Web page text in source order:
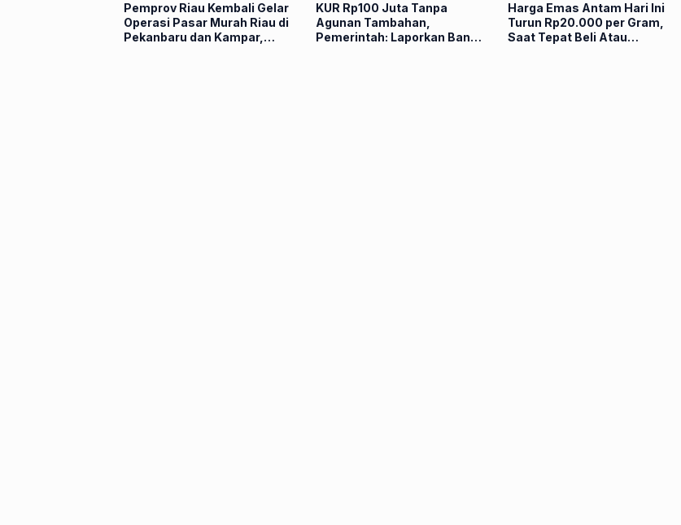
Pemprov Riau Kembali Gelar
Operasi Pasar Murah Riau di
Pekanbaru dan Kampar,
KUR Rp100 Juta Tanpa
Agunan Tambahan,
Pemerintah: Laporkan Bank
Harga Emas Antam Hari Ini
Turun Rp20.000 per Gram,
Saat Tepat Beli Atau